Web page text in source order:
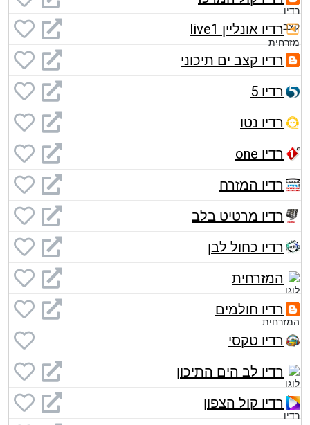
רדיו אונליין live1
רדיו קצב ים תיכוני
רדיו 5
רדיו נטו
רדיו one
רדיו המזרח
רדיו מרטיט בלב
רדיו כחול לבן
המזרחית
רדיו חולמים
רדיו טקסי
רדיו לב הים התיכון
רדיו קול הצפון